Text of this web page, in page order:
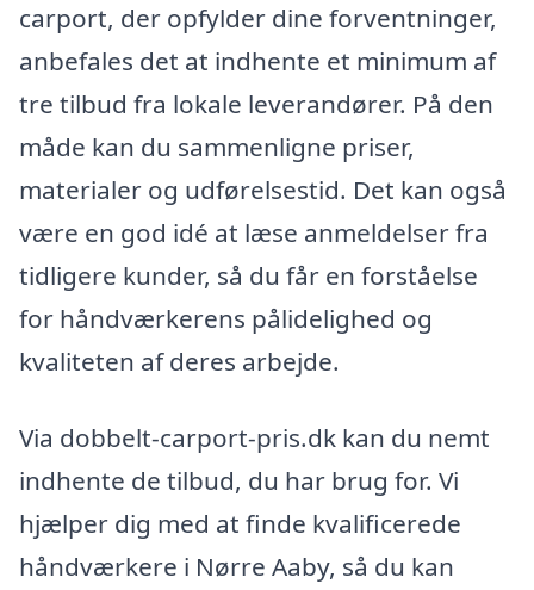
carport, der opfylder dine forventninger,
anbefales det at indhente et minimum af
tre tilbud fra lokale leverandører. På den
måde kan du sammenligne priser,
materialer og udførelsestid. Det kan også
være en god idé at læse anmeldelser fra
tidligere kunder, så du får en forståelse
for håndværkerens pålidelighed og
kvaliteten af deres arbejde.
Via dobbelt-carport-pris.dk kan du nemt
indhente de tilbud, du har brug for. Vi
hjælper dig med at finde kvalificerede
håndværkere i Nørre Aaby, så du kan